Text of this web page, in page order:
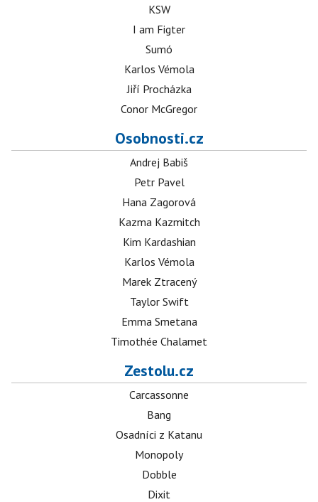
KSW
I am Figter
Sumó
Karlos Vémola
Jiří Procházka
Conor McGregor
Osobnosti.cz
Andrej Babiš
Petr Pavel
Hana Zagorová
Kazma Kazmitch
Kim Kardashian
Karlos Vémola
Marek Ztracený
Taylor Swift
Emma Smetana
Timothée Chalamet
Zestolu.cz
Carcassonne
Bang
Osadníci z Katanu
Monopoly
Dobble
Dixit